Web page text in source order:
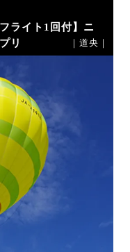
ライト1回付】ニ
リ
｜道央｜